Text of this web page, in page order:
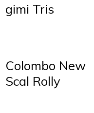
gimi Tris
Colombo New
Scal Rolly